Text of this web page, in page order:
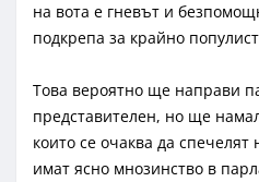
на вота е гневът и
подкрепа за крайно
Това вероятно ще направи
представителен, но ще
които се очаква да спечелят
имат ясно мнозинство в